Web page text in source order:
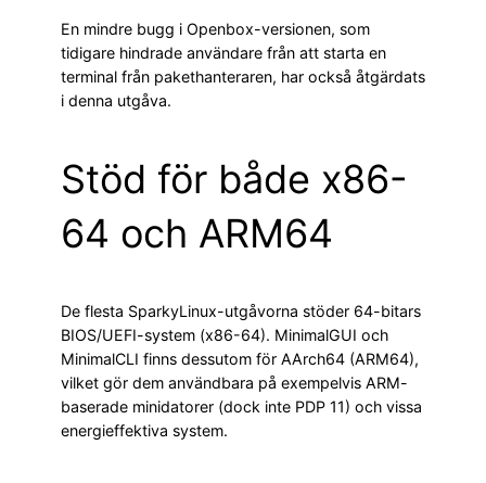
En mindre bugg i Openbox-versionen, som
tidigare hindrade användare från att starta en
terminal från pakethanteraren, har också åtgärdats
i denna utgåva.
Stöd för både x86-
64 och ARM64
De flesta SparkyLinux-utgåvorna stöder 64-bitars
BIOS/UEFI-system (x86-64). MinimalGUI och
MinimalCLI finns dessutom för AArch64 (ARM64),
vilket gör dem användbara på exempelvis ARM-
baserade minidatorer (dock inte PDP 11) och vissa
energieffektiva system.